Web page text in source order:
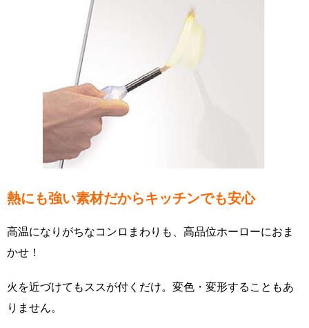
熱にも強い素材だからキッチンでも安心
高温になりがちなコンロまわりも、高品位ホーローにおま
かせ！
火を近づけてもススが付くだけ。変色・変形することもあ
りません。